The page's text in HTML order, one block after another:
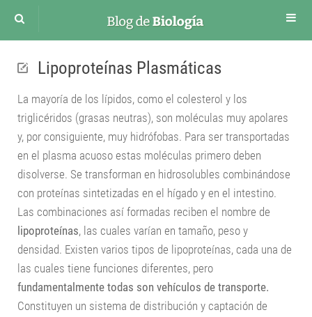
Sistema Circulatorio
Sistema respiratorio
Sistema Digestivo
Sistema Renal
Sistema excretor
Sistema Endocrino
Sistema Reproductor Masculino
Aparato Reproductor Femenino
Desarrollo Embrionario
Funciones vitales
Lipoproteínas Plasmáticas
La mayoría de los lípidos, como el colesterol y los
triglicéridos (grasas neutras), son moléculas muy apolares
y, por consiguiente, muy hidrófobas. Para ser transportadas
en el plasma acuoso estas moléculas primero deben
disolverse. Se transforman en hidrosolubles combinándose
con proteínas sintetizadas en el hígado y en el intestino.
Las combinaciones así formadas reciben el nombre de
lipoproteínas, las cuales varían en tamaño, peso y
densidad. Existen varios tipos de lipoproteínas, cada una de
las cuales tiene funciones diferentes, pero
fundamentalmente todas son vehículos de transporte.
Constituyen un sistema de distribución y captación de